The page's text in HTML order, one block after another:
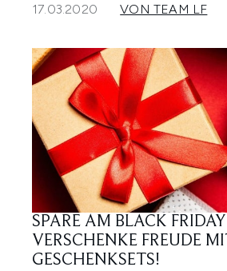
17.03.2020 VON TEAM LF
SPARE AM BLACK
VERSCHENKE FREUDE
GESCHENKSETS!